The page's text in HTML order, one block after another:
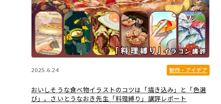
2025.6.24 制作・アイデア
おいしそうな食べ物イラストのコツは「描き込み」と「色選
び」。さいとうなおき先生「料理縛り」講評レポート